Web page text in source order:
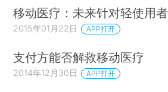
移动医疗：未来针对轻使用者
2015年01月22日 APP打开
支付方能否解救移动医疗
2014年12月30日 APP打开